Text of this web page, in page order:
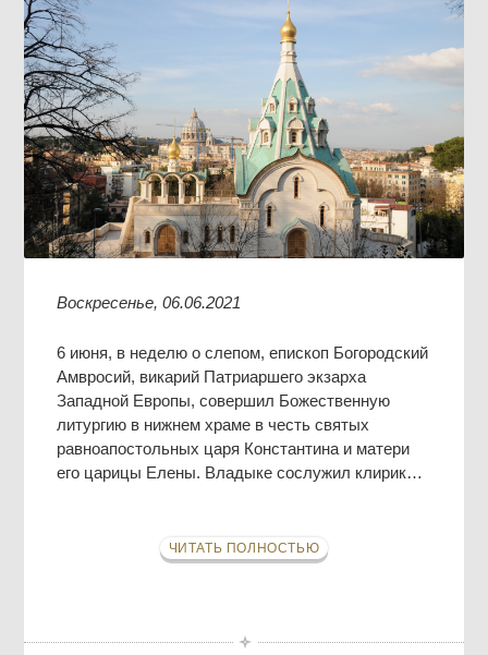
Воскресенье, 06.06.2021
6 июня, в неделю о слепом, епископ Богородский
Амвросий, викарий Патриаршего экзарха
Западной Европы, совершил Божественную
литургию в нижнем храме в честь святых
равноапостольных царя Константина и матери
его царицы Елены. Владыке сослужил клирик…
ЧИТАТЬ ПОЛНОСТЬЮ